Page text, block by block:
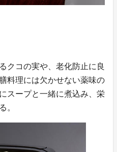
クコの実や、老化防止に良
料理には欠かせない薬味の
スープと一緒に煮込み、栄
。